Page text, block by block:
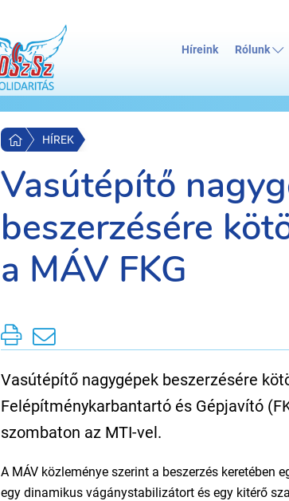
Híreink Rólunk
HÍREK
Vasútépítő
beszerzésére
a MÁV FKG
Vasútépítő nagygépek beszerzésére
Felépítménykarbantartó és Gépjavító
szombaton az MTI-vel.
A MÁV közleménye szerint a beszerzés keretében
egy dinamikus vágánystabilizátort és egy kitérő